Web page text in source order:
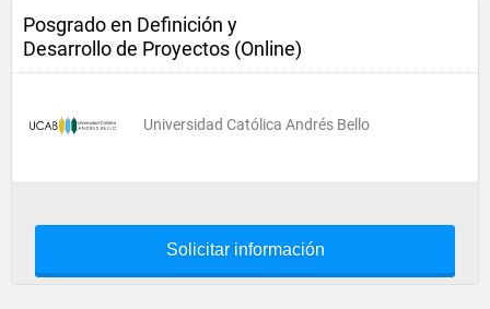
Posgrado en Definición y
Desarrollo de Proyectos (Online)
Universidad Católica Andrés Bello
Solicitar información